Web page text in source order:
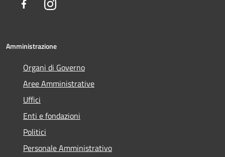
FacebookInstagram
Amministrazione
Organi di Governo
Aree Amministrative
Uffici
Enti e fondazioni
Politici
Personale Amministrativo